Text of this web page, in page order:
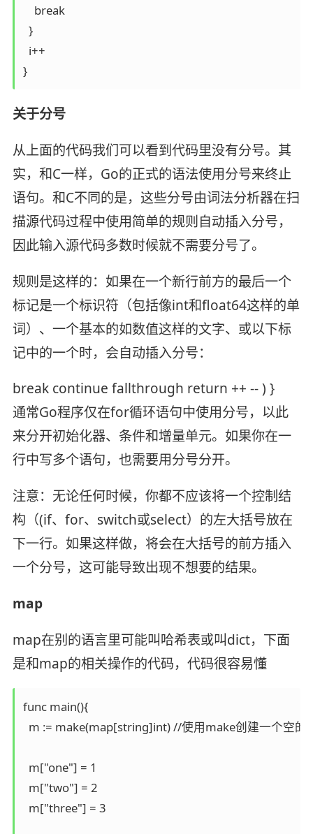
    break
  }
  i++
}
关于分号
从上面的代码我们可以看到代码里没有分号。其
实，和C一样，Go的正式的语法使用分号来终止
语句。和C不同的是，这些分号由词法分析器在扫
描源代码过程中使用简单的规则自动插入分号，
因此输入源代码多数时候就不需要分号了。
规则是这样的：如果在一个新行前方的最后一个
标记是一个标识符（包括像int和float64这样的单
词）、一个基本的如数值这样的文字、或以下标
记中的一个时，会自动插入分号：
break continue fallthrough return ++ -- ) }
通常Go程序仅在for循环语句中使用分号，以此
来分开初始化器、条件和增量单元。如果你在一
行中写多个语句，也需要用分号分开。
注意：无论任何时候，你都不应该将一个控制结
构（(if、for、switch或select）的左大括号放在
下一行。如果这样做，将会在大括号的前方插入
一个分号，这可能导致出现不想要的结果。
map
map在别的语言里可能叫哈希表或叫dict，下面
是和map的相关操作的代码，代码很容易懂
func main(){
m := make(map[string]int) //使用make创建一个空
  m["one"] = 1
  m["two"] = 2
  m["three"] = 3